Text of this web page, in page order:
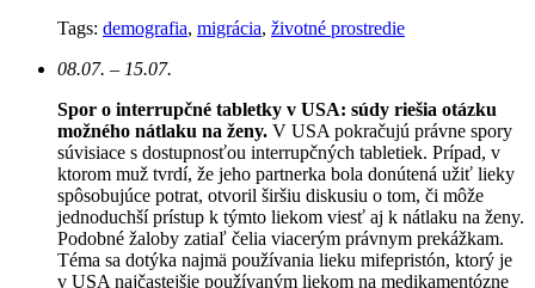
Tags: demografia, migrácia, životné prostredie
08.07. – 15.07.
Spor o interrupčné tabletky v USA: súdy riešia otázku
možného nátlaku na ženy. V USA pokračujú právne spory
súvisiace s dostupnosťou interrupčných tabletiek. Prípad, v
ktorom muž tvrdí, že jeho partnerka bola donútená užiť lieky
spôsobujúce potrat, otvoril širšiu diskusiu o tom, či môže
jednoduchší prístup k týmto liekom viesť aj k nátlaku na ženy.
Podobné žaloby zatiaľ čelia viacerým právnym prekážkam.
Téma sa dotýka najmä používania lieku mifepristón, ktorý je
v USA najčastejšie používaným liekom na medikamentózne